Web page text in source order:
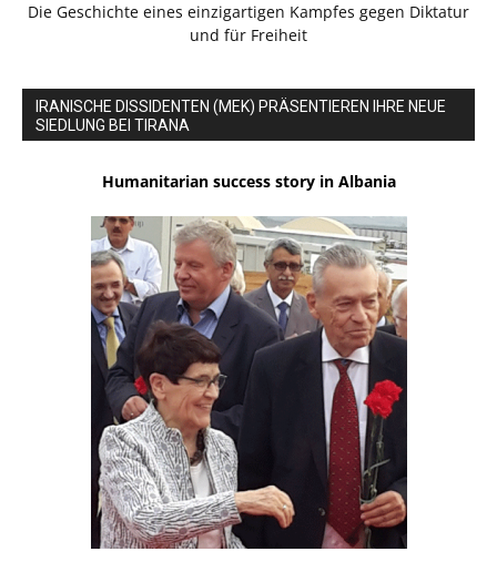
Die Geschichte eines einzigartigen Kampfes gegen Diktatur
und für Freiheit
IRANISCHE DISSIDENTEN (MEK) PRÄSENTIEREN IHRE NEUE
SIEDLUNG BEI TIRANA
Humanitarian success story in Albania